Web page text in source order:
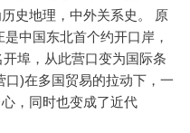
史地理，中外关系史。 原
中国东北首个约开口岸，
埠，从此营口变为国际条
)在多国贸易的拉动下，一
，同时也变成了近代